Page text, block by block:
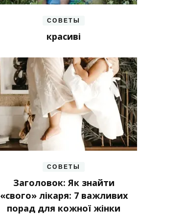
СОВЕТЫ
красиві
СОВЕТЫ
Заголовок: Як знайти
«свого» лікаря: 7 важливих
порад для кожної жінки